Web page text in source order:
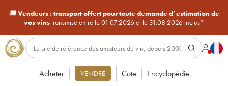
🚚Vendeurs : transport offert pour toute demande d’estimation de
vos vinstransmise entre le 01.07.2026 et le 31.08.2026 inclus*
Acheter VENDRE Cote Encyclopédie